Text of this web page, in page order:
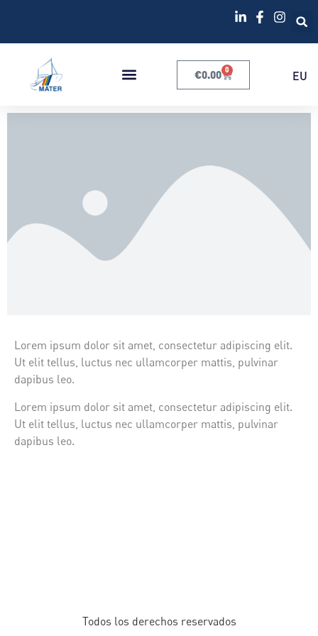
€0.00 0 EU
Lorem ipsum dolor sit amet, consectetur adipiscing elit.
Ut elit tellus, luctus nec ullamcorper mattis, pulvinar
dapibus leo.
Lorem ipsum dolor sit amet, consectetur adipiscing elit.
Ut elit tellus, luctus nec ullamcorper mattis, pulvinar
dapibus leo.
Todos los derechos reservados